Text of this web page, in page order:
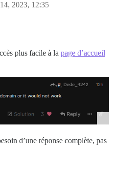
2023, 12:35
plus facile à la page d’accueil
d’une réponse complète, pas